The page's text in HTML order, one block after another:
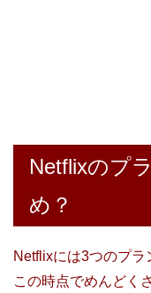
Netflixのプ
め？
Netflixには3つのプラ
この時点でめんどく